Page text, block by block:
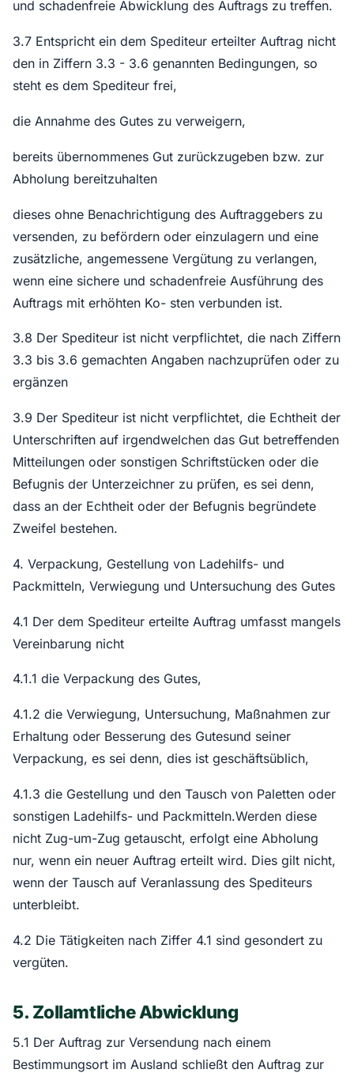
und schadenfreie Abwicklung des Auftrags zu treffen.
3.7 Entspricht ein dem Spediteur erteilter Auftrag nicht
den in Ziffern 3.3 - 3.6 genannten Bedingungen, so
steht es dem Spediteur frei,
die Annahme des Gutes zu verweigern,
bereits übernommenes Gut zurückzugeben bzw. zur
Abholung bereitzuhalten
dieses ohne Benachrichtigung des Auftraggebers zu
versenden, zu befördern oder einzulagern und eine
zusätzliche, angemessene Vergütung zu verlangen,
wenn eine sichere und schadenfreie Ausführung des
Auftrags mit erhöhten Ko- sten verbunden ist.
3.8 Der Spediteur ist nicht verpflichtet, die nach Ziffern
3.3 bis 3.6 gemachten Angaben nachzuprüfen oder zu
ergänzen
3.9 Der Spediteur ist nicht verpflichtet, die Echtheit der
Unterschriften auf irgendwelchen das Gut betreffenden
Mitteilungen oder sonstigen Schriftstücken oder die
Befugnis der Unterzeichner zu prüfen, es sei denn,
dass an der Echtheit oder der Befugnis begründete
Zweifel bestehen.
4. Verpackung, Gestellung von Ladehilfs- und
Packmitteln, Verwiegung und Untersuchung des Gutes
4.1 Der dem Spediteur erteilte Auftrag umfasst mangels
Vereinbarung nicht
4.1.1 die Verpackung des Gutes,
4.1.2 die Verwiegung, Untersuchung, Maßnahmen zur
Erhaltung oder Besserung des Gutesund seiner
Verpackung, es sei denn, dies ist geschäftsüblich,
4.1.3 die Gestellung und den Tausch von Paletten oder
sonstigen Ladehilfs- und Packmitteln.Werden diese
nicht Zug-um-Zug getauscht, erfolgt eine Abholung
nur, wenn ein neuer Auftrag erteilt wird. Dies gilt nicht,
wenn der Tausch auf Veranlassung des Spediteurs
unterbleibt.
4.2 Die Tätigkeiten nach Ziffer 4.1 sind gesondert zu
vergüten.
5. Zollamtliche Abwicklung
5.1 Der Auftrag zur Versendung nach einem
Bestimmungsort im Ausland schließt den Auftrag zur